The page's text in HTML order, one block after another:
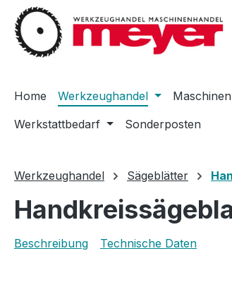
Hauptinhalt springen
Zur Suche springen
Zur Hauptnavigation springen
Home Werkzeughandel
Werkstattbedarf
Sonderposten
Werkzeughandel Sägeblätter
Beschreibung Technische Daten